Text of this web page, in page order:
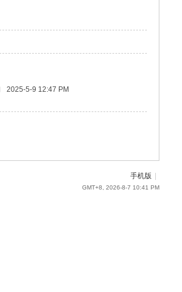
2025-5-9 12:47 PM
手机版
GMT+8, 2026-8-7 10:41 PM